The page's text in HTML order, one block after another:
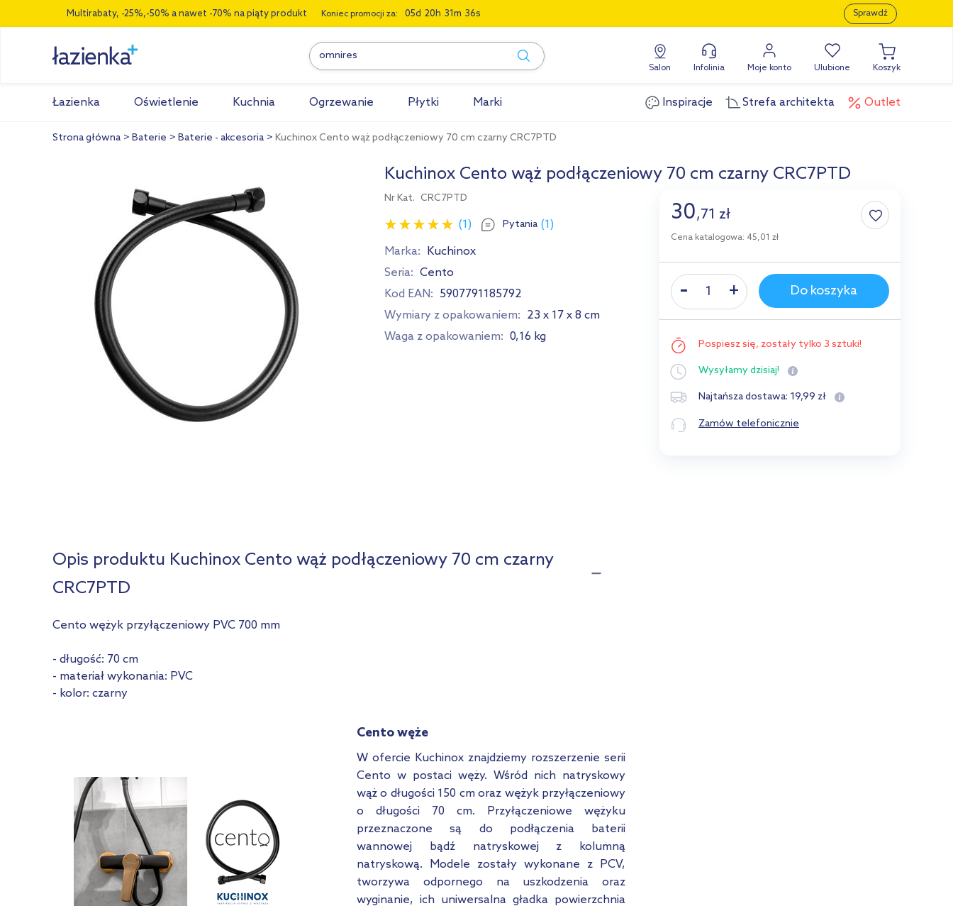
Multirabaty, -25%,-50% a nawet -70% na piąty produkt Koniec promocji za: 05 20 31 35 Sprawdź
Salon Infolinia Moje konto Ulubione Koszyk
Łazienka Oświetlenie Kuchnia Ogrzewanie Płytki Marki Inspiracje Strefa architekta Outlet
Strona główna Baterie Baterie - akcesoria Kuchinox Cento wąż podłączeniowy 70 cm czarny CRC7PTD
Kuchinox Cento wąż podłączeniowy 70 cm czarny CRC7PTD
Nr Kat. CRC7PTD
(1) Pytania (1)
Marka: Kuchinox
Seria: Cento
Kod EAN: 5907791185792
Wymiary z opakowaniem: 23 x 17 x 8 cm
Waga z opakowaniem: 0,16 kg
30,71 zł
Cena katalogowa: 45,01 zł
Do koszyka
Pospiesz się, zostały tylko 3 sztuki!
Wysyłamydzisiaj!
Najtańsza dostawa: 19,99 zł
Zamów telefonicznie
Opis produktu Kuchinox Cento wąż podłączeniowy 70 cm czarny
CRC7PTD
Cento wężyk przyłączeniowy PVC 700 mm
- długość: 70 cm
- materiał wykonania: PVC
- kolor: czarny
Cento węże
W ofercie Kuchinox znajdziemy rozszerzenie serii
Cento w postaci węży. Wśród nich natryskowy
wąż o długości 150 cm oraz wężyk przyłączeniowy
o długości 70 cm. Przyłączeniowe wężyku
przeznaczone są do podłączenia baterii
wannowej bądź natryskowej z kolumną
natryskową. Modele zostały wykonane z PCV,
tworzywa odpornego na uszkodzenia oraz
wyginanie, ich uniwersalna gładka powierzchnia